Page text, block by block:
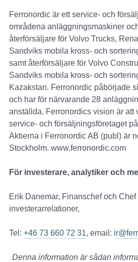
Ferronordic är ett service- och
områdena anläggningsmaskiner
återförsäljare för Volvo Trucks,
Sandviks mobila kross- och
samt återförsäljare för Volvo
Sandviks mobila kross- och
Kazakstan. Ferronordic påbörjade
och har för närvarande 28
anställda. Ferronordics vision är att
service- och försäljningsföretaget
Aktierna i Ferronordic AB (publ) är
Stockholm. www.ferronordic.com
För investerare, analytiker och
Erik Danemar, Finanschef och Chef
investerarrelationer,
Tel: +46 73 660 72 31, email:
Denna information är sådan